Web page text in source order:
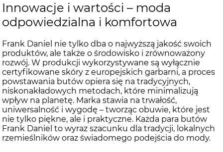
Innowacje i wartości – moda
odpowiedzialna i komfortowa
Frank Daniel nie tylko dba o najwyższą jakość swoich
produktów, ale także o środowisko i zrównoważony
rozwój. W produkcji wykorzystywane są wyłącznie
certyfikowane skóry z europejskich garbarni, a proces
powstawania butów opiera się na tradycyjnych,
niskonakładowych metodach, które minimalizują
wpływ na planetę. Marka stawia na trwałość,
uniwersalność i wygodę – tworząc obuwie, które jest
nie tylko piękne, ale i praktyczne. Każda para butów
Frank Daniel to wyraz szacunku dla tradycji, lokalnych
rzemieślników oraz świadomego podejścia do mody.